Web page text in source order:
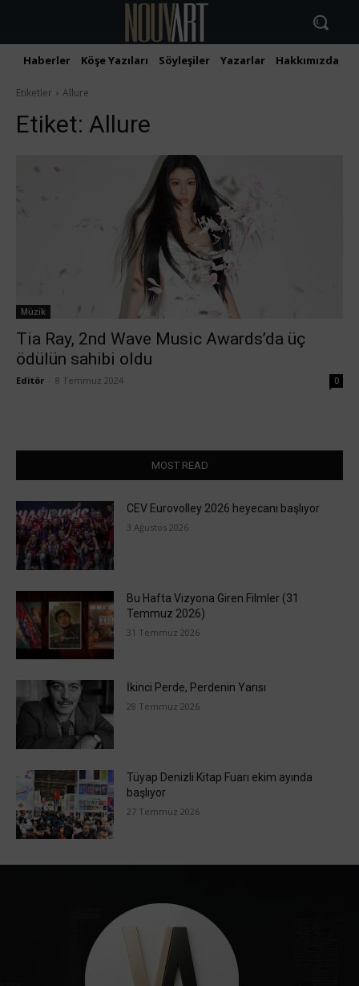
Haberler Köşe Yazıları Söyleşiler Yazarlar Hakkımızda
Etiketler Allure
Etiket: Allure
Müzik
Tia Ray, 2nd Wave Music Awards’da üç
ödülün sahibi oldu
Editör 8 Temmuz 2024 0
MOST READ
CEV Eurovolley 2026 heyecanı başlıyor
3 Ağustos 2026
Bu Hafta Vizyona Giren Filmler (31
Temmuz 2026)
31 Temmuz 2026
İkinci Perde, Perdenin Yarısı
28 Temmuz 2026
Tüyap Denizli Kitap Fuarı ekim ayında
başlıyor
27 Temmuz 2026